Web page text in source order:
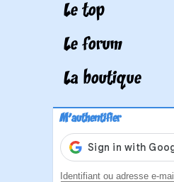
Le top
Le forum
La boutique
M'authentifier
Identifiant ou adresse e-mail